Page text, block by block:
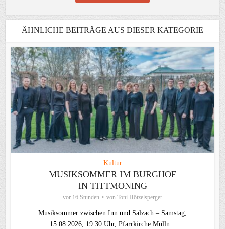
ÄHNLICHE BEITRÄGE AUS DIESER KATEGORIE
Kultur
MUSIKSOMMER IM BURGHOF
IN TITTMONING
vor 16 Stunden von Toni Hötzelsperger
Musiksommer zwischen Inn und Salzach – Samstag,
15.08.2026, 19:30 Uhr, Pfarrkirche Mülln...